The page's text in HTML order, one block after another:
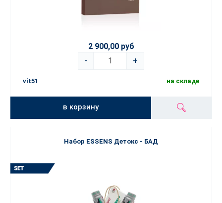
2 900,00 руб
-
+
vit51 на складе
в корзину
Набор ESSENS Детокс - БАД